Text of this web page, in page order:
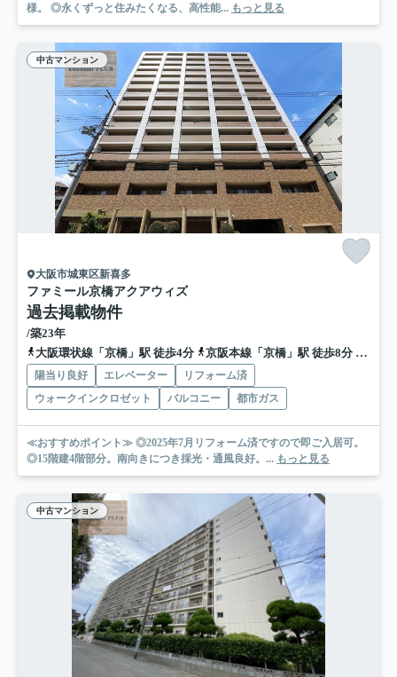
様。 ◎永くずっと住みたくなる、高性能... もっと見る
中古マンション
大阪市城東区新喜多
ファミール京橋アクアウィズ
過去掲載物件
/築23年
大阪環状線「京橋」駅 徒歩4分
京阪本線「京橋」駅 徒歩8分 地下
陽当り良好 エレベーター
リフォーム済
ウォークインクロゼット
バルコニー 都市ガス
≪おすすめポイント≫ ◎2025年7月リフォーム済ですので即ご入居可。
◎15階建4階部分。南向きにつき採光・通風良好。... もっと見る
中古マンション